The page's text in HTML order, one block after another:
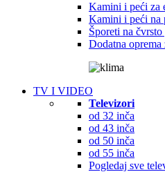
Kamini i peći za
Kamini i peći na
Šporeti na
Dodatna oprema
TV I VIDEO
Televizori
od 32 inča
od 43 inča
od 50 inča
od 55 inča
Pogledaj sve